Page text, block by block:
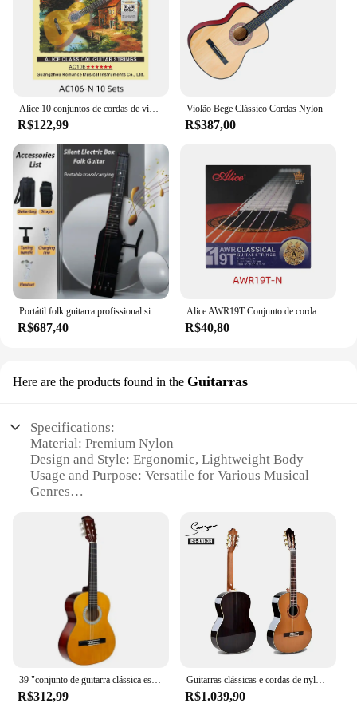
R$122,99
Violão Bege Clássico Cordas Nylon
R$387,00
Portátil folk guitarra profissional silenciosa caixa elétrica guitarras adultos iniciantes viagem mini instrumentos de cordas acessórios
R$687,40
Alice AWR19T Conjunto de cordas para violão clássico Tensão normal (028-044) Tensão dura (0287-046) Titânio Nylon Cobre banhado a prata
R$40,80
Here are the products found in the Guitarras
Specifications:
Material: Premium Nylon
Design and Style: Ergonomic, Lightweight Body
Usage and Purpose: Versatile for Various Musical
Genres
Playability
Parts and Accessories: Includes Strings and Picks
Shape or Size or Weight or Quantity: Compact and
Portable, Ideal for Travel
Features:
|Wholesale|Vendors|
**Exquisite Craftsmanship and Tone**
The violao nylon, a staple in the world of stringed
instruments, is renowned for its versatility and
exceptional sound quality. This particular model
39 "conjunto de guitarra clássica estudantes adultos náilon cordas guitarra acústica clássica guitarra elétrica
R$312,99
Guitarras clássicas e cordas de nylon de 39 polegadas
R$1.039,90